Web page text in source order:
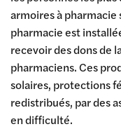
armoires à pharmacie
pharmacie est
recevoir des dons de
pharmaciens. Ces
solaires, protections
redistribués, par des
en difficulté.